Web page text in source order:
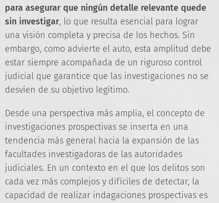
para asegurar que ningún detalle relevante quede
sin investigar, lo que resulta esencial para lograr
una visión completa y precisa de los hechos. Sin
embargo, como advierte el auto, esta amplitud debe
estar siempre acompañada de un riguroso control
judicial que garantice que las investigaciones no se
desvíen de su objetivo legítimo.
Desde una perspectiva más amplia, el concepto de
investigaciones prospectivas se inserta en una
tendencia más general hacia la expansión de las
facultades investigadoras de las autoridades
judiciales. En un contexto en el que los delitos son
cada vez más complejos y difíciles de detectar, la
capacidad de realizar indagaciones prospectivas es